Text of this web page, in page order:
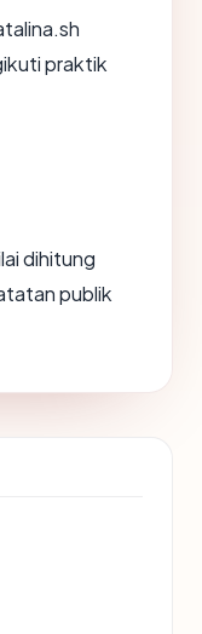
praktik
dihitung
publik